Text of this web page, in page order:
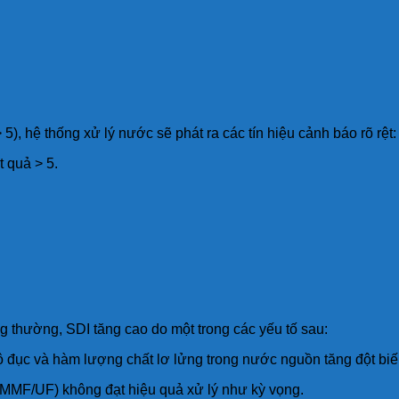
hệ thống xử lý nước sẽ phát ra các tín hiệu cảnh báo rõ rệt:
quả > 5.
thường, SDI tăng cao do một trong các yếu tố sau:
và hàm lượng chất lơ lửng trong nước nguồn tăng đột
UF) không đạt hiệu quả xử lý như kỳ vọng.